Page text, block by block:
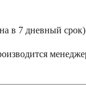
в 7 дневный срок)